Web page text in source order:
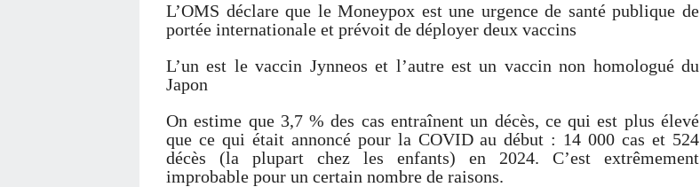
L’OMS déclare que le Moneypox est une urgence de santé publique de
portée internationale et prévoit de déployer deux vaccins
L’un est le vaccin Jynneos et l’autre est un vaccin non homologué du
Japon
On estime que 3,7 % des cas entraînent un décès, ce qui est plus élevé
que ce qui était annoncé pour la COVID au début : 14 000 cas et 524
décès (la plupart chez les enfants) en 2024. C’est extrêmement
improbable pour un certain nombre de raisons.